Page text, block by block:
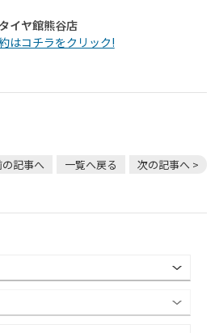
タイヤ館熊谷店
はコチラをクリック!
の記事へ 一覧へ戻る 次の記事へ >